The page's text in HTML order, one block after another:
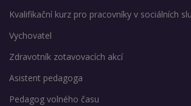
Kvalifikační kurz pro pracovníky v sociálních
Vychovatel
Zdravotník zotavovacích akcí
Asistent pedagoga
Pedagog volného času